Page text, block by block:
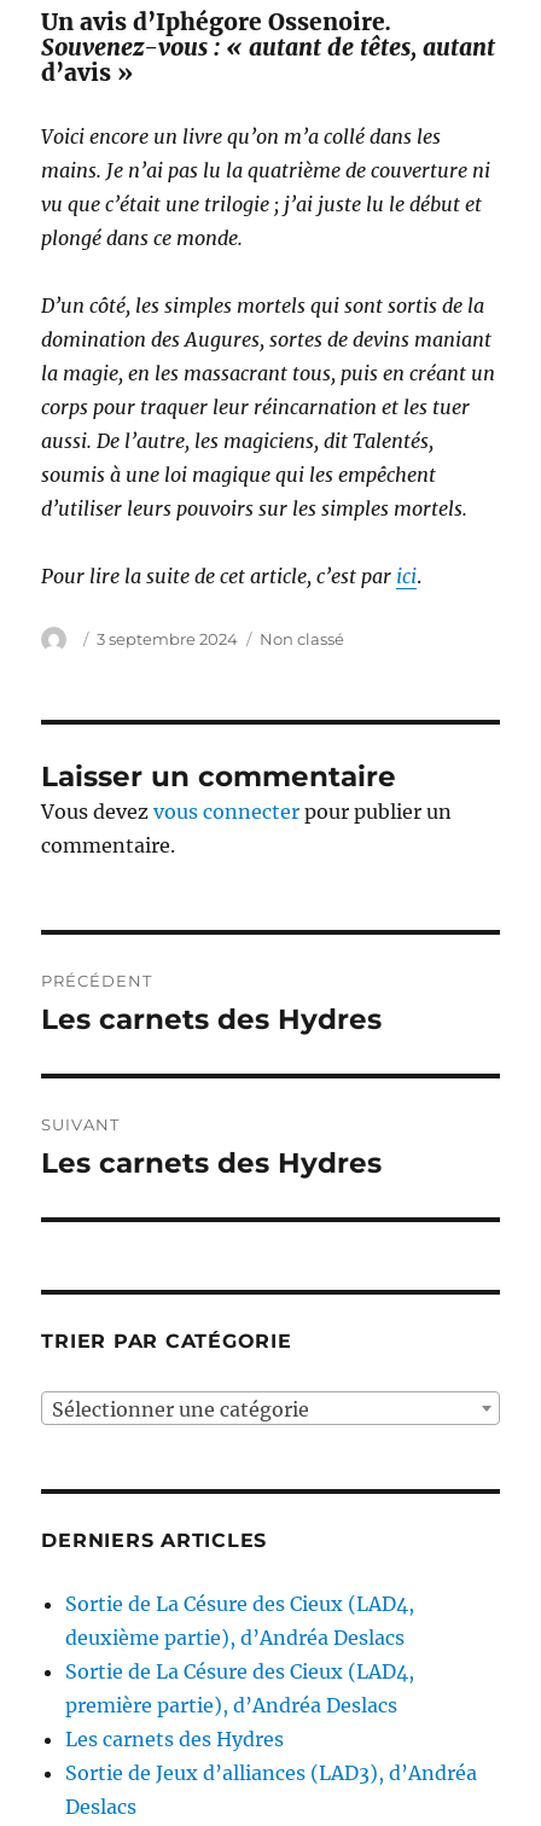
Un avis d’Iphégore Ossenoire.
Souvenez-vous : « autant de têtes, autant
d’avis »
Voici encore un livre qu’on m’a collé dans les
mains. Je n’ai pas lu la quatrième de couverture ni
vu que c’était une trilogie ; j’ai juste lu le début et
plongé dans ce monde.
D’un côté, les simples mortels qui sont sortis de la
domination des Augures, sortes de devins maniant
la magie, en les massacrant tous, puis en créant un
corps pour traquer leur réincarnation et les tuer
aussi. De l’autre, les magiciens, dit Talentés,
soumis à une loi magique qui les empêchent
d’utiliser leurs pouvoirs sur les simples mortels.
Pour lire la suite de cet article, c’est par ici.
Auteur
Publié
3 septembre 2024 Catégories
Non classé
Laisser un commentaire
Vous devezvous connecter pour publier un
commentaire.
de
PRÉCÉDENT
Publication
Les carnets des Hydres
SUIVANT
Publication
Les carnets des Hydres
TRIER PAR CATÉGORIE
Sélectionner une catégorie
DERNIERS ARTICLES
Sortie de La Césure des Cieux (LAD4,
deuxième partie), d’Andréa Deslacs
Sortie de La Césure des Cieux (LAD4,
première partie), d’Andréa Deslacs
Les carnets des Hydres
Sortie de Jeux d’alliances (LAD3), d’Andréa
Deslacs